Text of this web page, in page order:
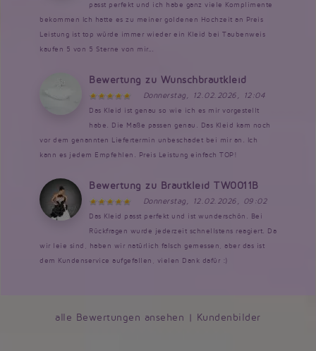
passt perfekt und ich habe ganz viele Komplimente
bekommen Ich hatte es zu meiner goldenen Hochzeit an Preis
Leistung ist top würde immer wieder ein Kleid bei Taubenweis
kaufen 5 von 5 Sterne von mir...
Bewertung zu Wunschbrautkleid
Donnerstag, 12.02.2026, 12:04
Das Kleid ist genau so wie ich es mir vorgestellt
habe. Die Maße passen genau. Das Kleid kam noch
vor dem genannten Liefertermin unbeschadet bei mir an. Ich
kann es jedem Empfehlen. Preis Leistung einfach TOP!
Bewertung zu Brautkleid TW0011B
Donnerstag, 12.02.2026, 09:02
Das Kleid passt perfekt und ist wunderschön. Bei
Rückfragen wurde jederzeit schnellstens reagiert. Da
wir leie sind, haben wir natürlich falsch gemessen, aber das ist
dem Kundenservice aufgefallen, vielen Dank dafür :)
alle Bewertungen ansehen | Kundenbilder